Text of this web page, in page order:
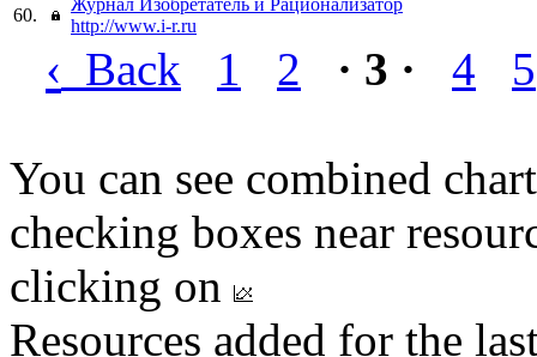
60.
http://www.i-r.ru
‹ Back 1 2 · 3 · 4 5
You can see combined
checking boxes near
clicking on
Resources added for the